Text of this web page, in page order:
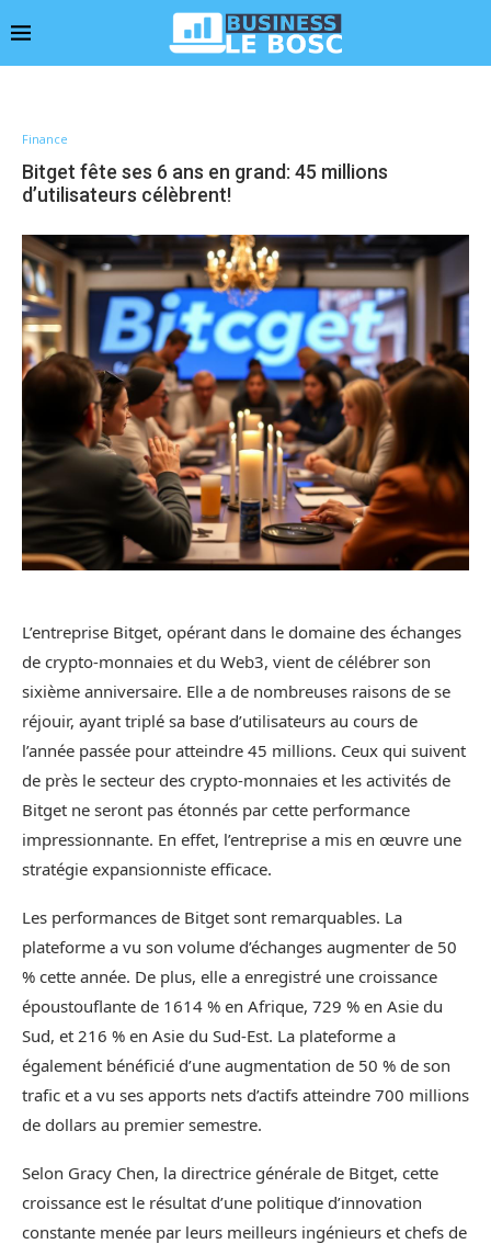
Finance
Bitget fête ses 6 ans en grand: 45 millions
d’utilisateurs célèbrent!
L’entreprise Bitget, opérant dans le domaine des échanges
de crypto-monnaies et du Web3, vient de célébrer son
sixième anniversaire. Elle a de nombreuses raisons de se
réjouir, ayant triplé sa base d’utilisateurs au cours de
l’année passée pour atteindre 45 millions. Ceux qui suivent
de près le secteur des crypto-monnaies et les activités de
Bitget ne seront pas étonnés par cette performance
impressionnante. En effet, l’entreprise a mis en œuvre une
stratégie expansionniste efficace.
Les performances de Bitget sont remarquables. La
plateforme a vu son volume d’échanges augmenter de 50
% cette année. De plus, elle a enregistré une croissance
époustouflante de 1614 % en Afrique, 729 % en Asie du
Sud, et 216 % en Asie du Sud-Est. La plateforme a
également bénéficié d’une augmentation de 50 % de son
trafic et a vu ses apports nets d’actifs atteindre 700 millions
de dollars au premier semestre.
Selon Gracy Chen, la directrice générale de Bitget, cette
croissance est le résultat d’une politique d’innovation
constante menée par leurs meilleurs ingénieurs et chefs de